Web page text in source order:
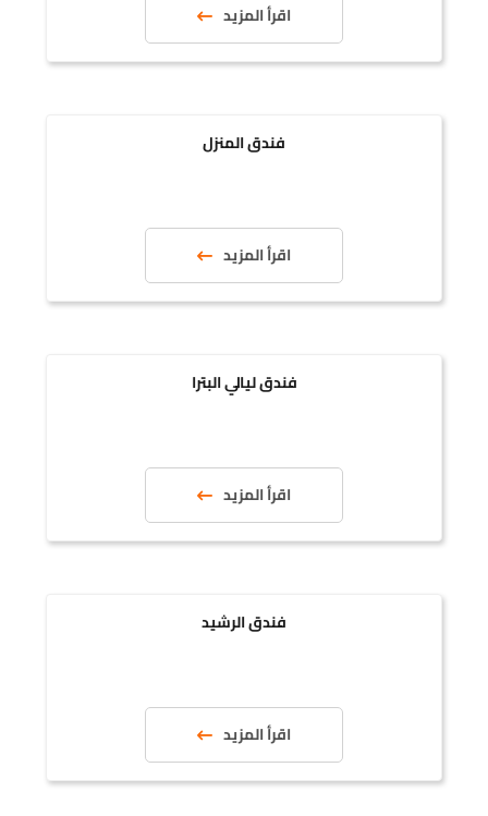
اقرأ المزيد
فندق المنزل
اقرأ المزيد
فندق ليالي البترا
اقرأ المزيد
فندق الرشيد
اقرأ المزيد